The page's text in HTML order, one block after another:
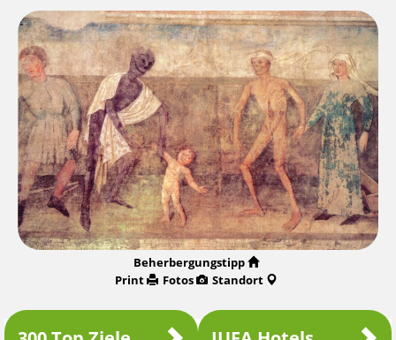
Beherbergungstipp
Print
Fotos Standort